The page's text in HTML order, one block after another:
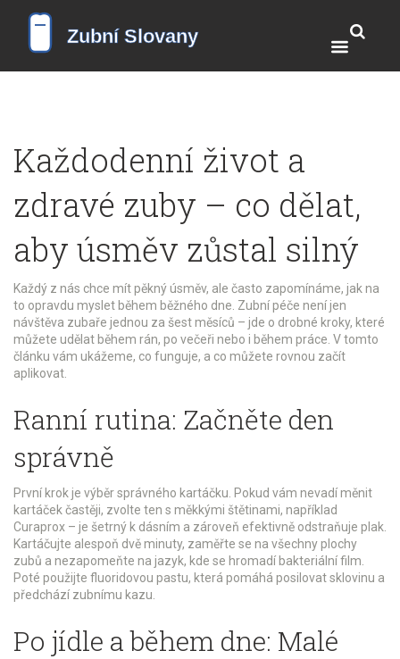
Každodenní život a
zdravé zuby – co dělat,
aby úsměv zůstal silný
Každý z nás chce mít pěkný úsměv, ale často zapomínáme, jak na
to opravdu myslet během běžného dne. Zubní péče není jen
návštěva zubaře jednou za šest měsíců – jde o drobné kroky, které
můžete udělat během rán, po večeři nebo i během práce. V tomto
článku vám ukážeme, co funguje, a co můžete rovnou začít
aplikovat.
Ranní rutina: Začněte den
správně
První krok je výběr správného kartáčku. Pokud vám nevadí měnit
kartáček častěji, zvolte ten s měkkými štětinami, například
Curaprox – je šetrný k dásním a zároveň efektivně odstraňuje plak.
Kartáčujte alespoň dvě minuty, zaměřte se na všechny plochy
zubů a nezapomeňte na jazyk, kde se hromadí bakteriální film.
Poté použijte fluoridovou pastu, která pomáhá posilovat sklovinu a
předchází zubnímu kazu.
Po jídle a během dne: Malé